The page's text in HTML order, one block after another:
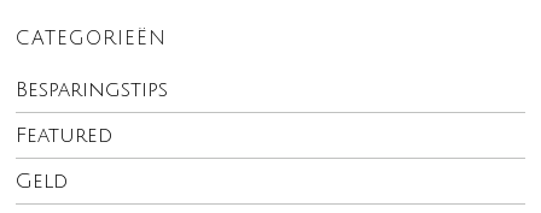
CATEGORIEËN
Besparingstips
Featured
Geld